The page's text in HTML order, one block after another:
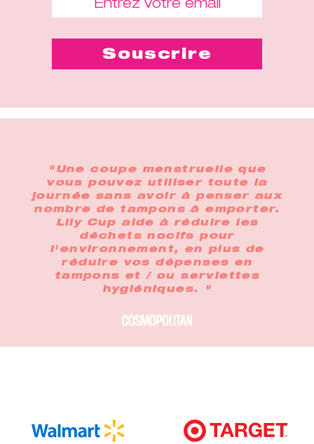
"Une coupe menstruelle que
vous pouvez utiliser toute la
journée sans avoir à penser aux
nombre de tampons à emporter.
Lily Cup aide à réduire les
déchets nocifs pour
l'environnement, en plus de
réduire vos dépenses en
tampons et / ou serviettes
hygiéniques. "